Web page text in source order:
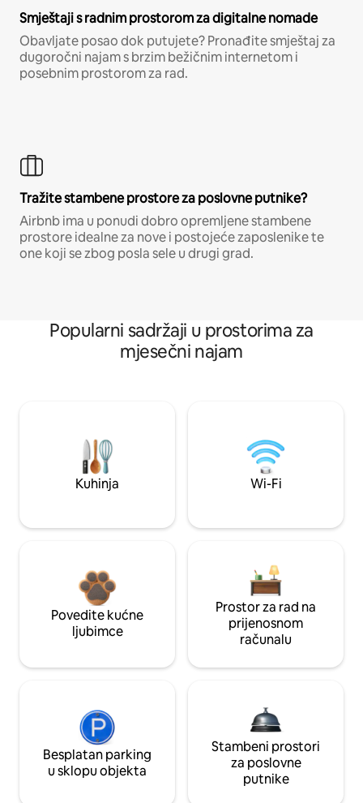
Smještaji s radnim prostorom za digitalne nomade
Obavljate posao dok putujete? Pronađite smještaj za
dugoročni najam s brzim bežičnim internetom i
posebnim prostorom za rad.
Tražite stambene prostore za poslovne putnike?
Airbnb ima u ponudi dobro opremljene stambene
prostore idealne za nove i postojeće zaposlenike te
one koji se zbog posla sele u drugi grad.
Popularni sadržaji u prostorima za
mjesečni najam
Kuhinja Wi-Fi
Povedite kućne
ljubimce
Prostor za rad na
prijenosnom
računalu
Besplatan parking
u sklopu objekta
Stambeni prostori
za poslovne
putnike